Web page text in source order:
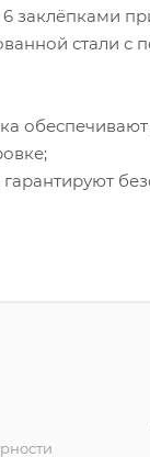
заклёпками
стали с